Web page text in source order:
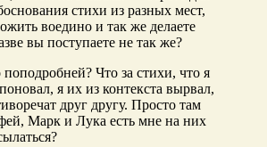
стихи из разных мест,
воедино и так же делаете
вы поступаете не так же?
Что за стихи, что я
я их из контекста вырвал,
друг другу. Просто там
Марк и Лука есть мне на них